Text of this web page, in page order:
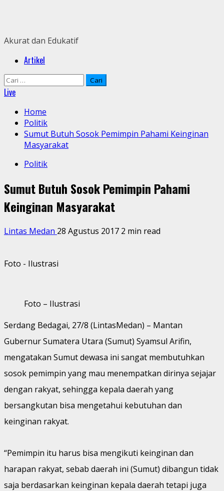
Akurat dan Edukatif
PrimaryArtikel
Cari
untuk:
Live
Home
Politik
Sumut Butuh Sosok Pemimpin Pahami Keinginan
Masyarakat
Politik
Sumut Butuh Sosok Pemimpin Pahami
Keinginan Masyarakat
Lintas Medan 28 Agustus 2017 2 min read
Foto - Ilustrasi
Foto – Ilustrasi
Serdang Bedagai, 27/8 (LintasMedan) – Mantan
Gubernur Sumatera Utara (Sumut) Syamsul Arifin,
mengatakan Sumut dewasa ini sangat membutuhkan
sosok pemimpin yang mau menempatkan dirinya sejajar
dengan rakyat, sehingga kepala daerah yang
bersangkutan bisa mengetahui kebutuhan dan
keinginan rakyat.
“Pemimpin itu harus bisa mengikuti keinginan dan
harapan rakyat, sebab daerah ini (Sumut) dibangun tidak
saja berdasarkan keinginan kepala daerah tetapi juga